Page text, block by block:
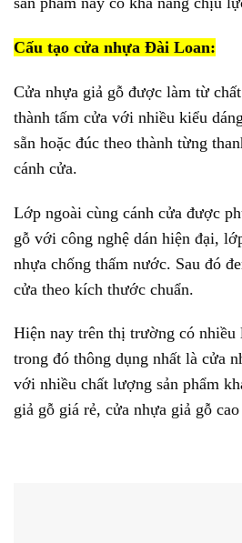
Cấu tạo cửa nhựa Đài Loan:
Cửa nhựa giả gỗ được làm từ
thành tấm cửa với nhiều kiểu
sẵn hoặc đúc theo thành từng
cánh cửa.
Lớp ngoài cùng cánh cửa được
gỗ với công nghệ dán hiện đại,
nhựa chống thấm nước. Sau đó
cửa theo kích thước chuẩn.
Hiện nay trên thị trường có nhiều
trong đó thông dụng nhất là cửa
với nhiều chất lượng sản phẩm
giả gỗ giá rẻ, cửa nhựa giả gỗ cao